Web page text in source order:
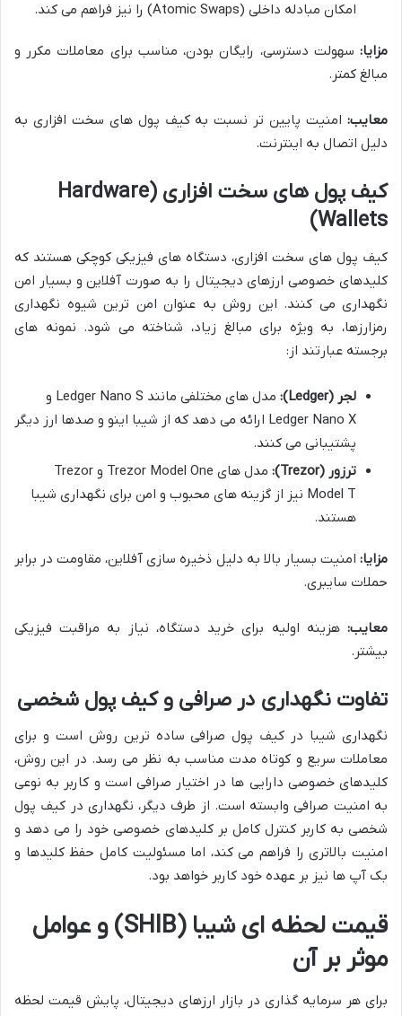
امکان مبادله داخلی (Atomic Swaps) را نیز فراهم می کند.
مزایا: سهولت دسترسی، رایگان بودن، مناسب برای معاملات مکرر و
مبالغ کمتر.
معایب: امنیت پایین تر نسبت به کیف پول های سخت افزاری به
دلیل اتصال به اینترنت.
کیف پول های سخت افزاری (Hardware
Wallets)
کیف پول های سخت افزاری، دستگاه های فیزیکی کوچکی هستند که
کلیدهای خصوصی ارزهای دیجیتال را به صورت آفلاین و بسیار امن
نگهداری می کنند. این روش به عنوان امن ترین شیوه نگهداری
رمزارزها، به ویژه برای مبالغ زیاد، شناخته می شود. نمونه های
برجسته عبارتند از:
لجر (Ledger):
مدل های مختلفی مانند Ledger Nano S و
Ledger Nano X ارائه می دهد که از شیبا اینو و صدها ارز دیگر
پشتیبانی می کنند.
ترزور (Trezor):
مدل های Trezor Model One و Trezor
Model T نیز از گزینه های محبوب و امن برای نگهداری شیبا
هستند.
مزایا: امنیت بسیار بالا به دلیل ذخیره سازی آفلاین، مقاومت در برابر
حملات سایبری.
معایب: هزینه اولیه برای خرید دستگاه، نیاز به مراقبت فیزیکی
بیشتر.
تفاوت نگهداری در صرافی و کیف پول شخصی
نگهداری شیبا در کیف پول صرافی ساده ترین روش است و برای
معاملات سریع و کوتاه مدت مناسب به نظر می رسد. در این روش،
کلیدهای خصوصی دارایی ها در اختیار صرافی است و کاربر به نوعی
به امنیت صرافی وابسته است. از طرف دیگر، نگهداری در کیف پول
شخصی به کاربر کنترل کامل بر کلیدهای خصوصی خود را می دهد و
امنیت بالاتری را فراهم می کند، اما مسئولیت کامل حفظ کلیدها و
بک آپ ها نیز بر عهده خود کاربر خواهد بود.
قیمت لحظه ای شیبا (SHIB) و عوامل
موثر بر آن
برای هر سرمایه گذاری در بازار ارزهای دیجیتال، پایش قیمت لحظه